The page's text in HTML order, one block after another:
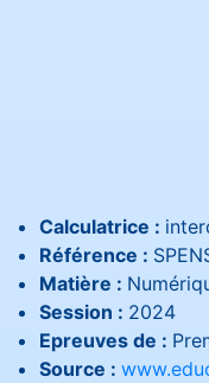
Calculatrice :
Référence :
Matière :
Session : 2024
Epreuves de :
Source :